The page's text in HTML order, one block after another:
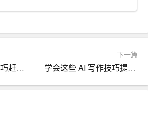
、Power BI 等 AI 工具进行更高级的数
练
多 AI 写作助手都提供了写作训练功
AI 智能写作必备技巧赶紧收藏起来
下一篇
学会这些 AI 写作技巧提升你的文章影响力